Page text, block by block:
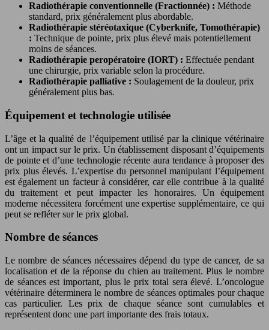
Radiothérapie conventionnelle (Fractionnée) : Méthode
standard, prix généralement plus abordable.
Radiothérapie stéréotaxique (Cyberknife, Tomothérapie)
: Technique de pointe, prix plus élevé mais potentiellement
moins de séances.
Radiothérapie peropératoire (IORT) : Effectuée pendant
une chirurgie, prix variable selon la procédure.
Radiothérapie palliative : Soulagement de la douleur, prix
généralement plus bas.
Équipement et technologie utilisée
L’âge et la qualité de l’équipement utilisé par la clinique vétérinaire
ont un impact sur le prix. Un établissement disposant d’équipements
de pointe et d’une technologie récente aura tendance à proposer des
prix plus élevés. L’expertise du personnel manipulant l’équipement
est également un facteur à considérer, car elle contribue à la qualité
du traitement et peut impacter les honoraires. Un équipement
moderne nécessitera forcément une expertise supplémentaire, ce qui
peut se refléter sur le prix global.
Nombre de séances
Le nombre de séances nécessaires dépend du type de cancer, de sa
localisation et de la réponse du chien au traitement. Plus le nombre
de séances est important, plus le prix total sera élevé. L’oncologue
vétérinaire déterminera le nombre de séances optimales pour chaque
cas particulier. Les prix de chaque séance sont cumulables et
représentent donc une part importante des frais totaux.